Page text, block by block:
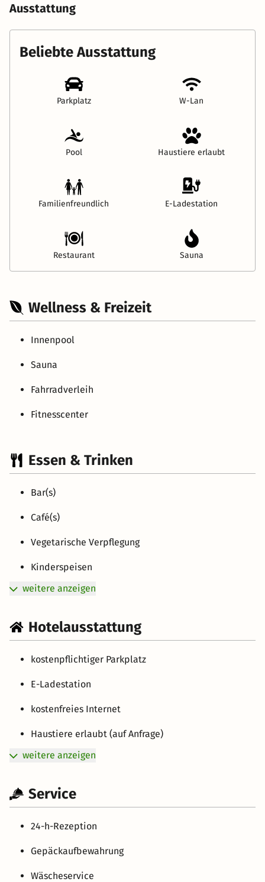
Ausstattung
Beliebte Ausstattung
Parkplatz W-Lan
Pool Haustiere erlaubt
Familienfreundlich E-Ladestation
Restaurant Sauna
Wellness & Freizeit
Innenpool
Sauna
Fahrradverleih
Fitnesscenter
Essen & Trinken
Bar(s)
Café(s)
Vegetarische Verpflegung
Kinderspeisen
weitere anzeigen
Hotelausstattung
kostenpflichtiger Parkplatz
E-Ladestation
kostenfreies Internet
Haustiere erlaubt (auf Anfrage)
weitere anzeigen
Service
24-h-Rezeption
Gepäckaufbewahrung
Wäscheservice